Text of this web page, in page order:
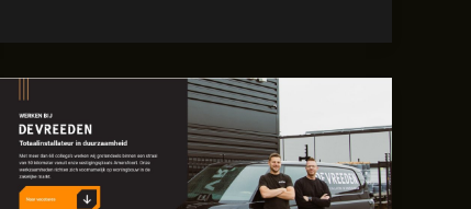
van
De
Vreeden